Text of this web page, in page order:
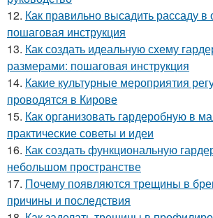
12. Как правильно высадить рассаду в
пошаговая инструкция
13. Как создать идеальную схему
размерами: пошаговая инструкция
14. Какие культурные мероприятия
проводятся в Кирове
15. Как организовать гардеробную в
практические советы и идеи
16. Как создать функциональную
небольшом пространстве
17. Почему появляются трещины в
причины и последствия